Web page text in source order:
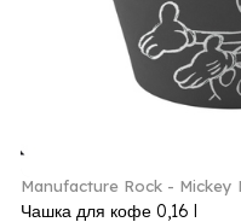
Manufacture Rock - Mickey
Чашка для кофе 0,16 l